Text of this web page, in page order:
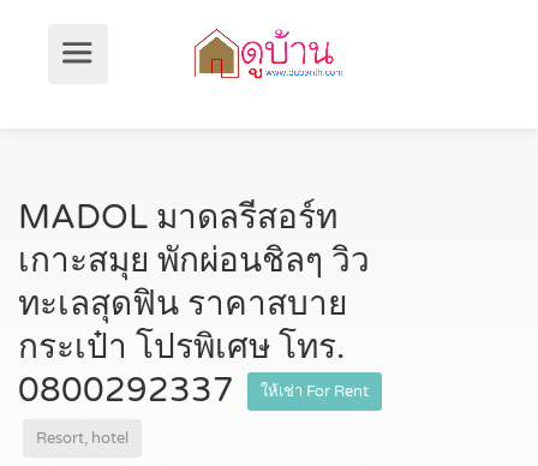
MADOL มาดลรีสอร์ท
เกาะสมุย พักผ่อนชิลๆ วิว
ทะเลสุดฟิน ราคาสบาย
กระเป๋า โปรพิเศษ โทร.
0800292337
ให้เช่า For Rent
Resort, hotel